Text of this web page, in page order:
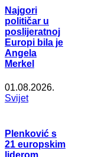
Najgori
političar u
poslijeratnoj
Europi bila je
Angela
Merkel
01.08.2026.
Svijet
Plenković s
21 europskim
liderom